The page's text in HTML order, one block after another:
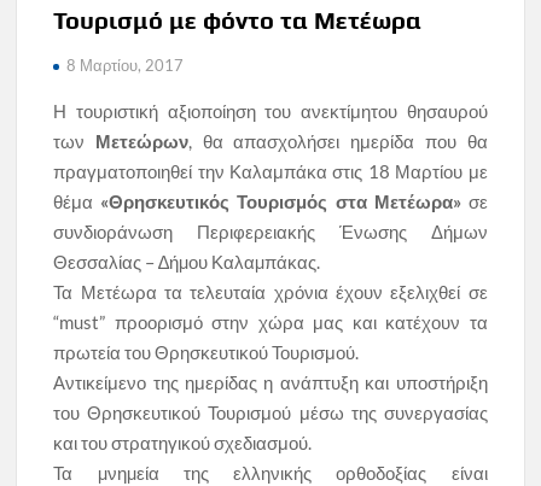
Τουρισμό με φόντο τα Μετέωρα
8 Μαρτίου, 2017
Η τουριστική αξιοποίηση του ανεκτίμητου θησαυρού
των Μετεώρων, θα απασχολήσει ημερίδα που θα
πραγματοποιηθεί την Καλαμπάκα στις 18 Μαρτίου με
θέμα «Θρησκευτικός Τουρισμός στα Μετέωρα»σε
συνδιοράνωση Περιφερειακής Ένωσης Δήμων
Θεσσαλίας – ∆ήµου Καλαµπάκας.
Τα Μετέωρα τα τελευταία χρόνια έχουν εξελιχθεί σε
“must” προορισμό στην χώρα μας και κατέχουν τα
πρωτεία του Θρησκευτικού Τουρισμού.
Αντικείμενο της ημερίδας η ανάπτυξη και υποστήριξη
του Θρησκευτικού Τουρισμού μέσω της συνεργασίας
και του στρατηγικού σχεδιασμού.
Τα µνηµεία της ελληνικής ορθοδοξίας είναι